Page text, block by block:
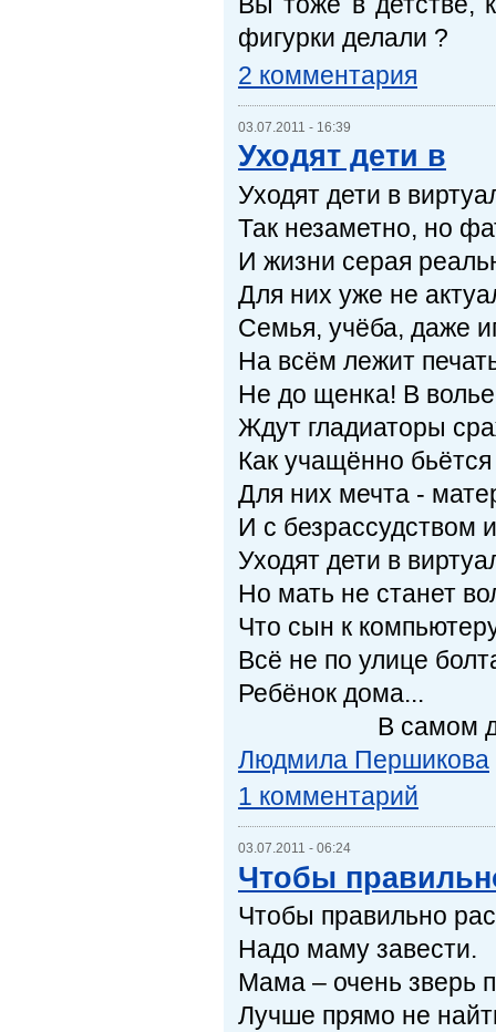
фигурки делали ?
2 комментария
03.07.2011 - 16:39
Уходят дети в
Уходят дети в
Так незаметно, но
И жизни серая
Для них уже не
Семья, учёба, даже
На всём лежит
Не до щенка! В
Ждут гладиаторы
Как учащённо
Для них мечта -
И с безрассудством
Уходят дети в
Но мать не станет
Что сын к
Всё не по улице
Ребёнок дома...
В самом
Людмила Першикова
1 комментарий
03.07.2011 - 06:24
Чтобы
Чтобы правильно
Надо маму завести.
Мама – очень зверь
Лучше прямо не